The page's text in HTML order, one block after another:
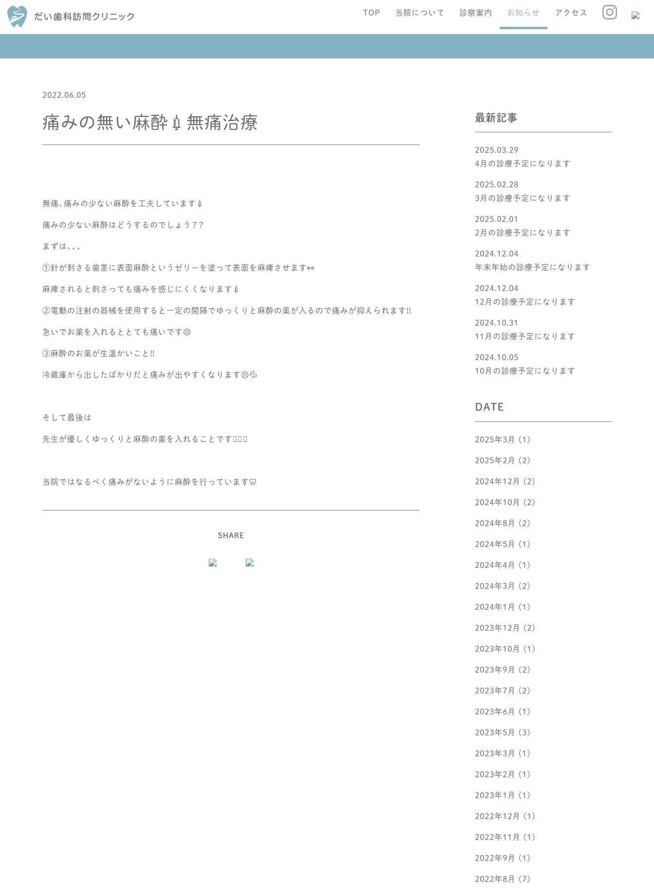
TOP 当院について 診察案内 お知らせ アクセス
2022.06.05
痛みの無い麻酔💉無痛治療
無痛、痛みの少ない麻酔を工夫しています💉
痛みの少ない麻酔はどうするのでしょう？？
まずは、、、
①針が刺さる歯茎に表面麻酔というゼリーを塗って表面を麻痺させます👀
麻痺されると刺さっても痛みを感じにくくなります💉
②電動の注射の器械を使用すると一定の間隔でゆっくりと麻酔の薬が入るので痛みが抑えられます‼️
急いでお薬を入れるととても痛いです😣
③麻酔のお薬が生温かいこと‼️
冷蔵庫から出したばかりだと痛みが出やすくなります😣💦
そして最後は
先生が優しくゆっくりと麻酔の薬を入れることです🙆‍♀️✨
当院ではなるべく痛みがないように麻酔を行っています🦷
SHARE
最新記事
2025.03.29
4月の診療予定になります
2025.02.28
3月の診療予定になります
2025.02.01
2月の診療予定になります
2024.12.04
年末年始の診療予定になります
2024.12.04
12月の診療予定になります
2024.10.31
11月の診療予定になります
2024.10.05
10月の診療予定になります
DATE
2025年3月 (1)
2025年2月 (2)
2024年12月 (2)
2024年10月 (2)
2024年8月 (2)
2024年5月 (1)
2024年4月 (1)
2024年3月 (2)
2024年1月 (1)
2023年12月 (2)
2023年10月 (1)
2023年9月 (2)
2023年7月 (2)
2023年6月 (1)
2023年5月 (3)
2023年3月 (1)
2023年2月 (1)
2023年1月 (1)
2022年12月 (1)
2022年11月 (1)
2022年9月 (1)
2022年8月 (7)